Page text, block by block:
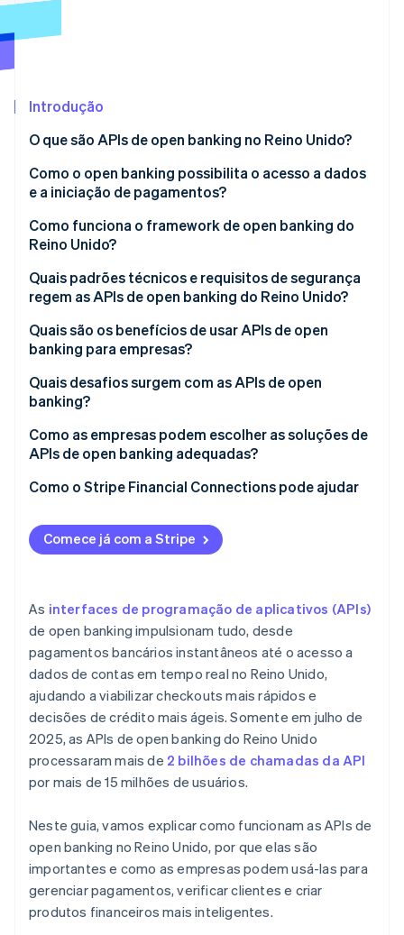
Veja como a Stripe está construindo a infraestrutura
Assista agora
Introdução
O que são APIs de open banking no Reino Unido?
Como o open banking possibilita o acesso a dados
e a iniciação de pagamentos?
Serviços de Informação de Conta (AIS)
Proteções integradas
Como funciona o framework de open banking do
Reino Unido?
Fundamentos regulatórios
Governança e supervisão
Infraestrutura de API padronizada
Controle e consentimento do cliente
Quais padrões técnicos e requisitos de segurança
regem as APIs de open banking do Reino Unido?
Quais são os benefícios de usar APIs de open
banking para empresas?
Quais desafios surgem com as APIs de open
banking?
Como as empresas podem escolher as soluções de
APIs de open banking adequadas?
Como o Stripe Financial Connections pode ajudar
Comece já com a Stripe
As interfaces de programação de aplicativos (APIs)
de open banking impulsionam tudo, desde
pagamentos bancários instantâneos até o acesso a
dados de contas em tempo real no Reino Unido,
ajudando a viabilizar checkouts mais rápidos e
decisões de crédito mais ágeis. Somente em julho de
2025, as APIs de open banking do Reino Unido
processaram mais de 2 bilhões de chamadas da API
por mais de 15 milhões de usuários.
Neste guia, vamos explicar como funcionam as APIs de
open banking no Reino Unido, por que elas são
importantes e como as empresas podem usá-las para
gerenciar pagamentos, verificar clientes e criar
produtos financeiros mais inteligentes.